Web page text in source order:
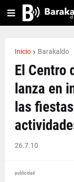
Inicio Barakaldo
El Centro
lanza en
las
26.7.10
publicidad